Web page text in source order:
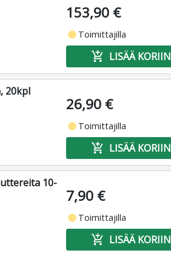
153,90 €
fiber_manual_record Toimittajilla
add_shopping_cart LISÄÄ KORIIN
20kpl
26,90 €
fiber_manual_record Toimittajilla
add_shopping_cart LISÄÄ KORIIN
10-
7,90 €
fiber_manual_record Toimittajilla
add_shopping_cart LISÄÄ KORIIN